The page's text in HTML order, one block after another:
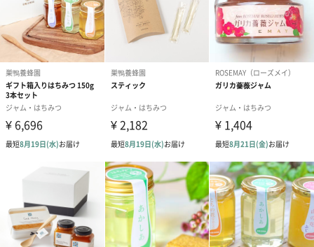
ご注意
一歳児未満の乳幼児には食べさせないでください。
上質な品質
岡山の山々に囲まれた地で、小さな養蜂場で一つ一つ丁寧に職人
により糖度80%を確認しながら採蜜した、手を加えていない貴重
な非加熱非加工の生蜂蜜です。
また、生の蜂蜜のため、花粉や糖の構成により結晶化しやすいも
のだったりしますが、それは逆に生の蜂蜜である証拠とも言えま